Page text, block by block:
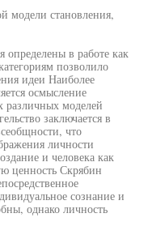
модели становления,
в работе как
позволило
идеи Наиболее
осмысление
различных моделей
заключается в
что
личности
и человека как
ценность Скрябин
сознание и
однако личность